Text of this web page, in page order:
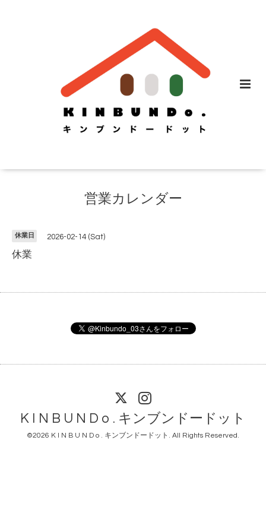
営業カレンダー
休業日 2026-02-14 (Sat)
休業
K I N B U N D o . キンブンドードット
©2026 K I N B U N D o . キンブンドードット . All Rights Reserved.